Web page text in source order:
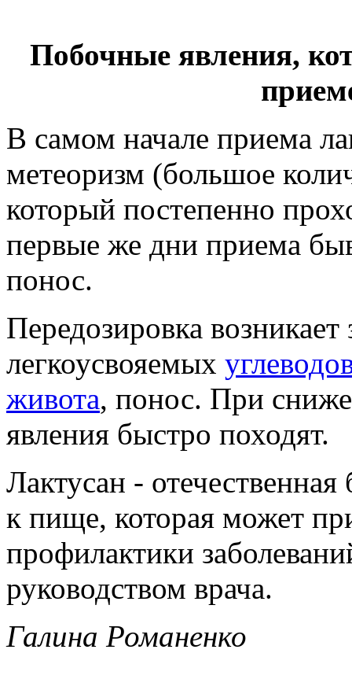
Побочные явления,
В самом начале приема
метеоризм (большое
который постепенно
первые же дни приема
понос.
Передозировка возникает
легкоусвояемых
живота, понос. При
явления быстро походят.
Лактусан -
к пище, которая может
профилактики
руководством врача.
Галина Романенко